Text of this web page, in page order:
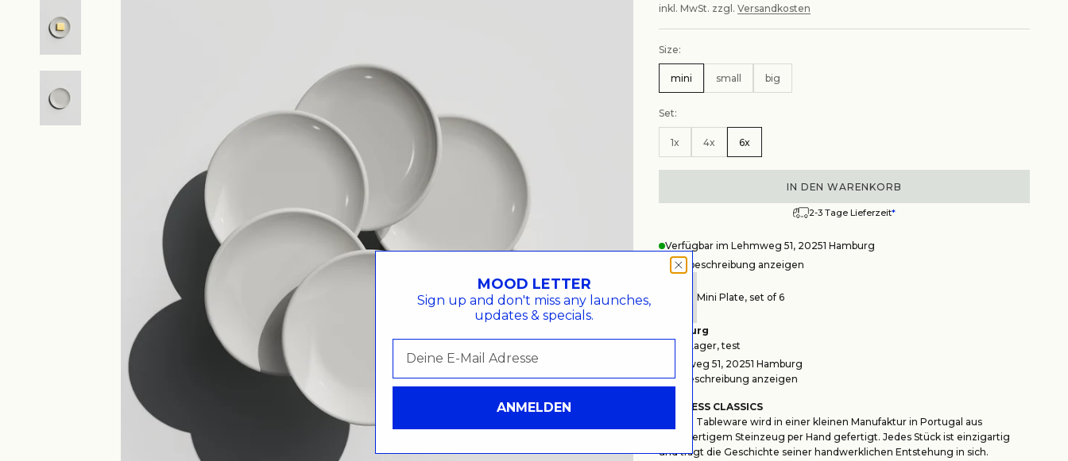
inkl. MwSt. zzgl. Versandkosten
Size:
mini small big
Set:
1x 4x 6x
IN DEN WARENKORB
2-3 Tage Lieferzeit*
Verfügbar im Lehmweg 51, 20251 Hamburg
Wegbeschreibung anzeigen
Mini Plate, set of 6
Hamburg
Auf Lager, test
Lehmweg 51, 20251 Hamburg
Wegbeschreibung anzeigen
TIMELESS CLASSICS
Unsere Tableware wird in einer kleinen Manufaktur in Portugal aus
hochwertigem Steinzeug per Hand gefertigt. Jedes Stück ist einzigartig
und trägt die Geschichte seiner handwerklichen Entstehung in sich.
MOOD LETTER
Sign up and don't miss any launches,
updates & specials.
ANMELDEN